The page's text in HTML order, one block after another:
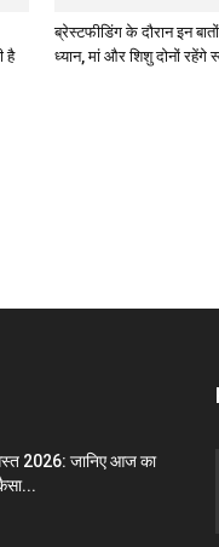
है
ब्रेस्टफीडिंग के दौरान इन
ध्यान, मां और शिशु दोनों रहेंगे
2026: जानिए आज का